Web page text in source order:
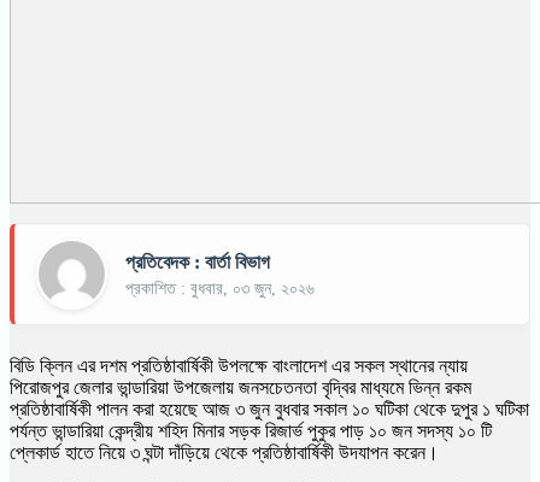
প্রতিবেদক : বার্তা বিভাগ
প্রকাশিত : বুধবার, ০৩ জুন, ২০২৬
বিডি ক্লিন এর দশম প্রতিষ্ঠাবার্ষিকী উপলক্ষে বাংলাদেশ এর সকল স্থানের ন্যায়
পিরোজপুর জেলার ভান্ডারিয়া উপজেলায় জনসচেতনতা বৃদ্বির মাধ্যমে ভিন্ন রকম
প্রতিষ্ঠাবার্ষিকী পালন করা হয়েছে আজ ৩ জুন বুধবার সকাল ১০ ঘটিকা থেকে দুপুর ১ ঘটিকা
পর্যন্ত ভান্ডারিয়া কেন্দ্রীয় শহিদ মিনার সড়ক রিজার্ভ পুকুর পাড় ১০ জন সদস্য ১০ টি
প্লেকার্ড হাতে নিয়ে ৩ ঘন্টা দাঁড়িয়ে থেকে প্রতিষ্ঠাবার্ষিকী উদযাপন করেন।